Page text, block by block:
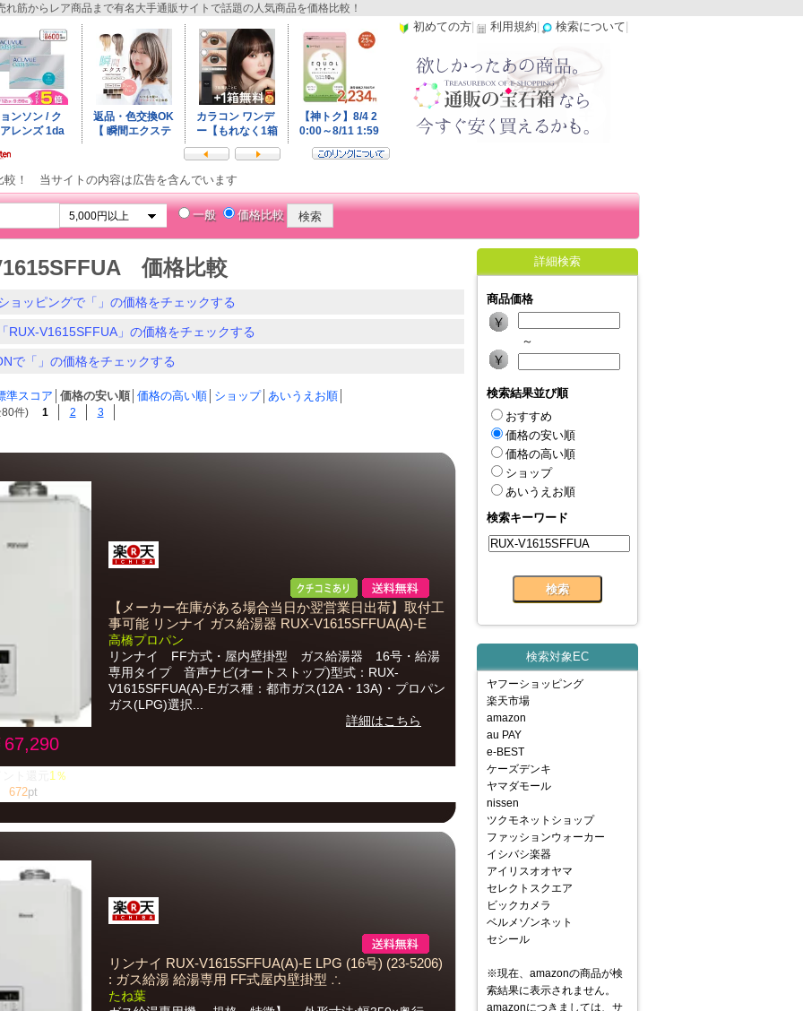
筋からレア商品まで有名大手通販サイトで話題の人気商品を価格比較！
初めての方 利用規約 検索について
較！ 当サイトの内容は広告を含んでいます
一般 価格比較
価格比較
ョッピングで「」の価格をチェックする
RUX-V1615SFFUA」の価格をチェックする
で「」の価格をチェックする
準スコア 価格の安い順 価格の高い順 ショップ│ あいうえお順
件) 1 2 3
67,290
1％
672pt
【メーカー在庫がある場合当日か翌営業日出荷】取付工
事可能 リンナイ ガス給湯器 RUX-V1615SFFUA(A)-E
高橋プロパン
リンナイ FF方式・屋内壁掛型 ガス給湯器 16号・給湯
専用タイプ 音声ナビ(オートストップ)型式：RUX-
V1615SFFUA(A)-Eガス種：都市ガス(12A・13A)・プロパン
ガス(LPG)選択...
詳細はこちら
リンナイ RUX-V1615SFFUA(A)-E LPG (16号) (23-5206)
: ガス給湯 給湯専用 FF式屋内壁掛型 ∴
たね葉
詳細検索
商品価格
～
検索結果並び順
おすすめ
価格の安い順
価格の高い順
ショップ
あいうえお順
検索キーワード
検索対象EC
ヤフーショッピング
楽天市場
amazon
au PAY
e-BEST
ケーズデンキ
ヤマダモール
nissen
ツクモネットショップ
ファッションウォーカー
イシバシ楽器
アイリスオオヤマ
セレクトスクエア
ビックカメラ
ベルメゾンネット
セシール
※現在、amazonの商品が検
索結果に表示されません。
amazonにつきましては、サ